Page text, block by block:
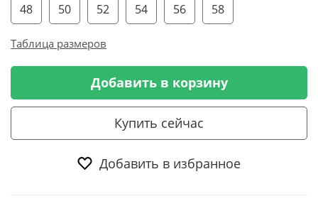
48 50 52 54 56 58
Таблица размеров
Добавить в корзину
Купить сейчас
Добавить в избранное